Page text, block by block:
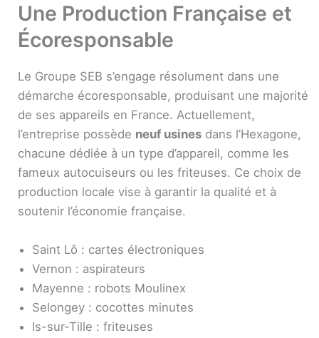
Une Production Française et
Écoresponsable
Le Groupe SEB s’engage résolument dans une
démarche écoresponsable, produisant une majorité
de ses appareils en France. Actuellement,
l’entreprise possède neuf usines dans l’Hexagone,
chacune dédiée à un type d’appareil, comme les
fameux autocuiseurs ou les friteuses. Ce choix de
production locale vise à garantir la qualité et à
soutenir l’économie française.
Saint Lô : cartes électroniques
Vernon : aspirateurs
Mayenne : robots Moulinex
Selongey : cocottes minutes
Is-sur-Tille : friteuses